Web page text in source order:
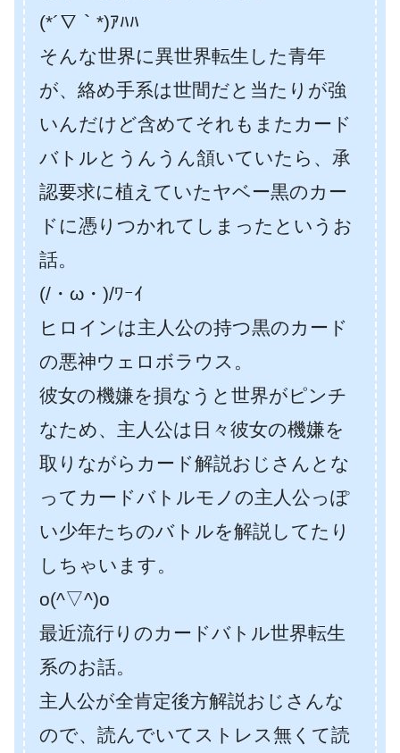
(*´∇｀*)ｱﾊﾊ
そんな世界に異世界転生した青年
が、絡め手系は世間だと当たりが強
いんだけど含めてそれもまたカード
バトルとうんうん頷いていたら、承
認要求に植えていたヤベー黒のカー
ドに憑りつかれてしまったというお
話。
(/・ω・)/ﾜｰｲ
ヒロインは主人公の持つ黒のカード
の悪神ウェロボラウス。
彼女の機嫌を損なうと世界がピンチ
なため、主人公は日々彼女の機嫌を
取りながらカード解説おじさんとな
ってカードバトルモノの主人公っぽ
い少年たちのバトルを解説してたり
しちゃいます。
o(^▽^)o
最近流行りのカードバトル世界転生
系のお話。
主人公が全肯定後方解説おじさんな
ので、読んでいてストレス無くて読